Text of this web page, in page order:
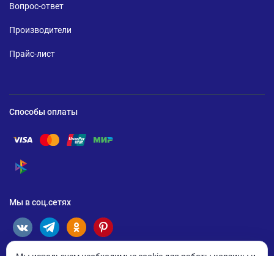
Вопрос-ответ
Производители
Прайс-лист
Способы оплаты
Помощь по оплате Visa
Помощь по оплате Mastercard
Помощь по оплате UnionPay
Помощь по оплате Мир
Помощь по оплате СБП
Мы в соц.сетях